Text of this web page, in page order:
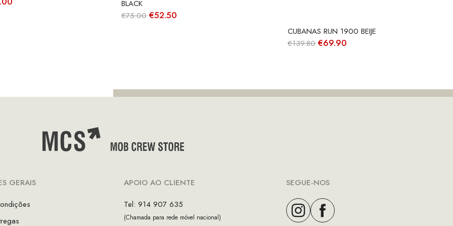
BLACK
€75.00 O
€52.50
CUBANAS RUN 1900 BEIJE
€139.80 O
€69.90
GERAIS
APOIO AO CLIENTE
Tel: 914 907 635
(Chamada para rede móvel nacional)
SEGUE-NOS